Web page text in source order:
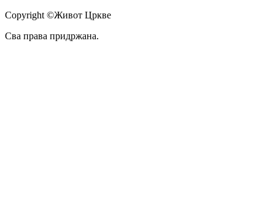
Copyright ©Живот Цркве
Сва права придржана.